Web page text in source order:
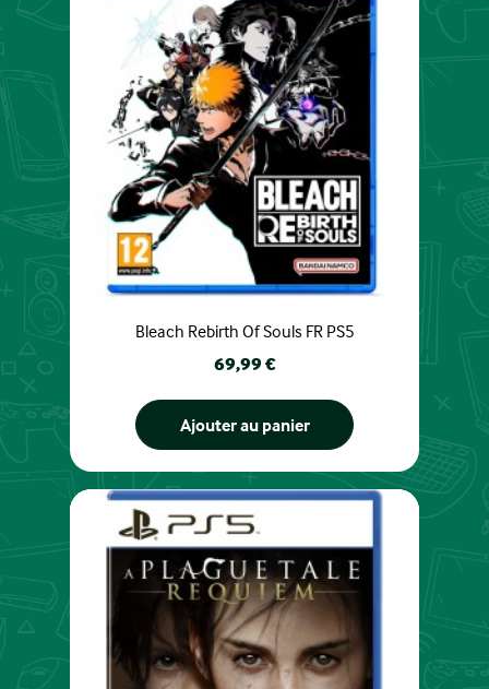
Bleach Rebirth Of Souls FR PS5
Prix
69,99 €
Ajouter au panier